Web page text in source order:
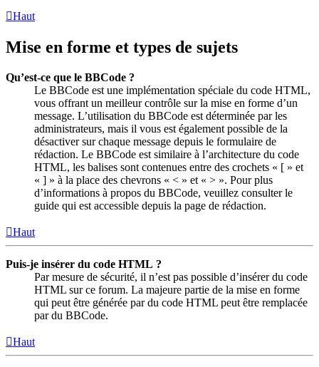
Haut
Mise en forme et types de sujets
Qu’est-ce que le BBCode ?
Le BBCode est une implémentation spéciale du code HTML,
vous offrant un meilleur contrôle sur la mise en forme d’un
message. L’utilisation du BBCode est déterminée par les
administrateurs, mais il vous est également possible de la
désactiver sur chaque message depuis le formulaire de
rédaction. Le BBCode est similaire à l’architecture du code
HTML, les balises sont contenues entre des crochets « [ » et
« ] » à la place des chevrons « < » et « > ». Pour plus
d’informations à propos du BBCode, veuillez consulter le
guide qui est accessible depuis la page de rédaction.
Haut
Puis-je insérer du code HTML ?
Par mesure de sécurité, il n’est pas possible d’insérer du code
HTML sur ce forum. La majeure partie de la mise en forme
qui peut être générée par du code HTML peut être remplacée
par du BBCode.
Haut